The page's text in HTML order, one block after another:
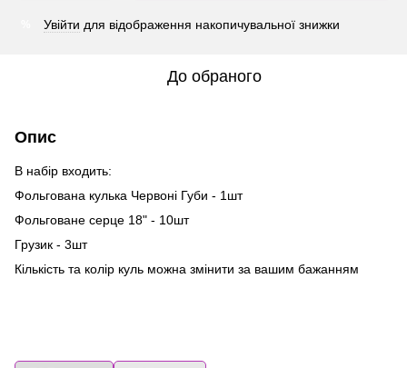
Увійти для відображення накопичувальної знижки
До обраного
Опис
В набір входить:
Фольгована кулька Червоні Губи - 1шт
Фольговане серце 18" - 10шт
Грузик - 3шт
Кількість та колір куль можна змінити за вашим бажанням